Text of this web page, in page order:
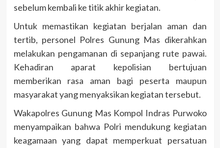
sebelum kembali ke titik akhir kegiatan.
Untuk memastikan kegiatan berjalan aman dan
tertib, personel Polres Gunung Mas dikerahkan
melakukan pengamanan di sepanjang rute pawai.
Kehadiran aparat kepolisian bertujuan
memberikan rasa aman bagi peserta maupun
masyarakat yang menyaksikan kegiatan tersebut.
Wakapolres Gunung Mas Kompol Indras Purwoko
menyampaikan bahwa Polri mendukung kegiatan
keagamaan yang dapat memperkuat persatuan